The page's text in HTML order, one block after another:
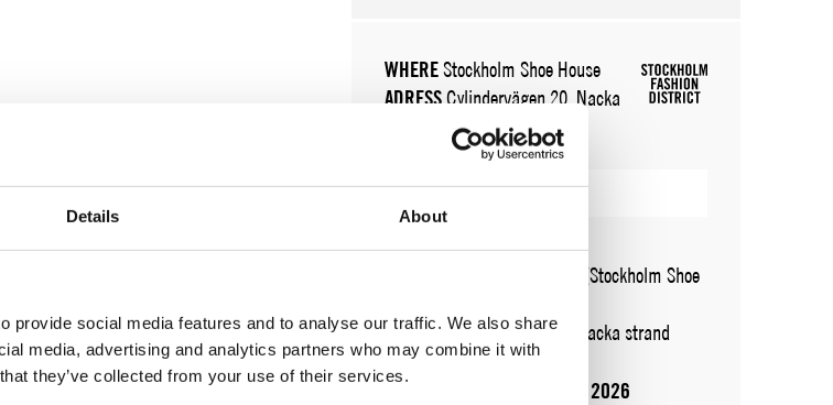
Details About
provide social media features and to analyse our traffic. We also share
media, advertising and analytics partners who may combine it with
they’ve collected from your use of their services.
WHEREStockholm Shoe House
ADRESSCylindervägen 20, Nacka
SHOWROOM / STAND:33
VISA KARTA
Fashion Week Trade (Stockholm Shoe
ADRESS Cylindervägen 20, Nacka strand
SHOWROOM / STAND:
10 aug 2026 - 14 aug 2026